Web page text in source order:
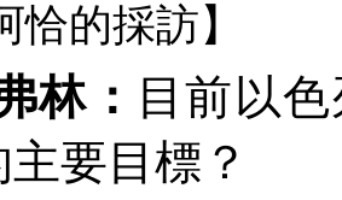
恰的採訪 】
林： 目前以
要目標？